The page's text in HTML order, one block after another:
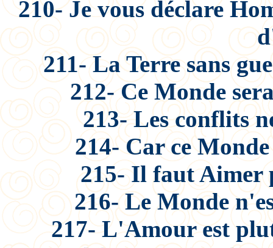
210- Je vous déclare
211- La Terre sans
212- Ce Monde
213- Les conflits
214- Car ce
215- Il faut Aimer
216- Le Monde
217- L'Amour est